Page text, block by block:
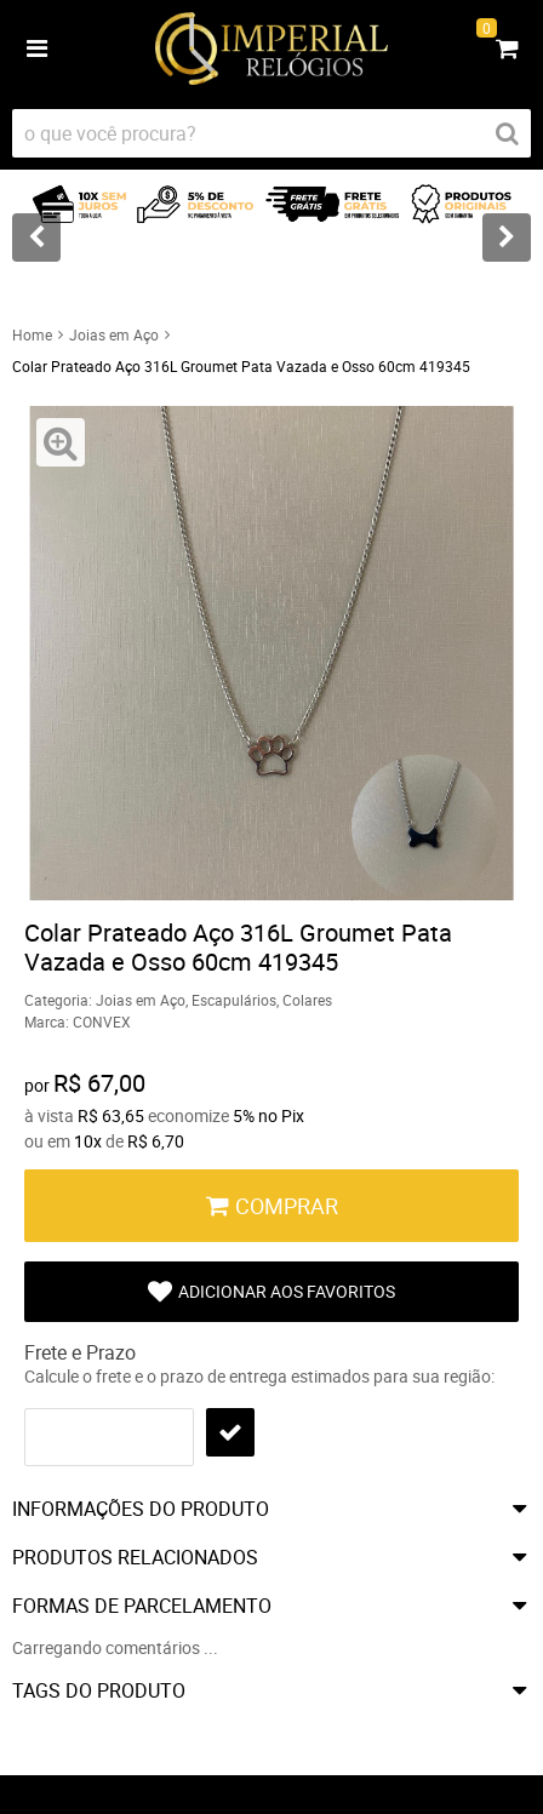
0
Home
Joias em Aço
Colar Prateado Aço 316L Groumet Pata Vazada e Osso 60cm 419345
Colar Prateado Aço 316L Groumet Pata
Vazada e Osso 60cm 419345
Categoria: Joias em Aço Escapulários Colares
Marca: CONVEX
por R$ 67,00
à vista R$ 63,65economize 5% no Pix
ou em 10xde R$ 6,70
COMPRAR
ADICIONAR AOS FAVORITOS
Frete e Prazo
Calcule o frete e o prazo de entrega estimados para sua região:
INFORMAÇÕES DO PRODUTO
PRODUTOS RELACIONADOS
FORMAS DE PARCELAMENTO
Carregando comentários ...
TAGS DO PRODUTO